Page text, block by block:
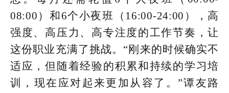
08:00）和6个小夜班（16:00-24:00），高
强度、高压力、高专注度的工作节奏，让
这份职业充满了挑战。“刚来的时候确实不
适应，但随着经验的积累和持续的学习培
训，现在应对起来更加从容了。”谭友路